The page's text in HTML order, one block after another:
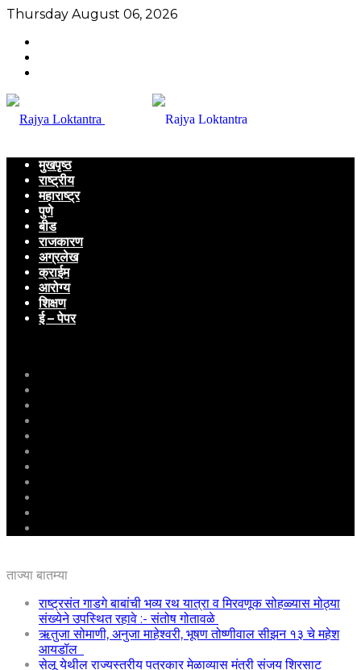
Thursday August 06, 2026
मुखपृष्ठ
राष्ट्रीय
महाराष्ट्र
पुणे
बीड
राजकारण
अग्रलेख
क्राईम
आरोग्य
शिक्षण
ई – पेपर
ताज्या बातम्या
राष्ट्रसंत गाडगे बाबांची भव्य रथ यात्रा व मिरवणूक सोहळ्यास मोठ्या
संख्येने उपस्थित रहावे :- संतोष गोतावळे
ऋतुजा सोमाणी, अनुजा माहेश्वरी, भूषण तोष्णीवाल सीझन १३ चे महेश
आयडॉल
सेलू येथील राज्यस्तरीय पत्रकार मेळाव्यास मंत्री संजय शिरसाट